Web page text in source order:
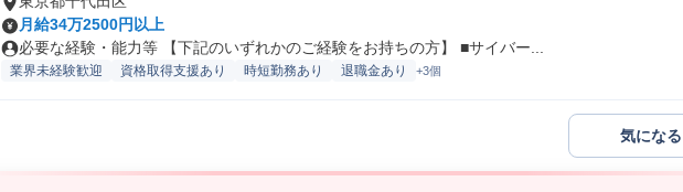
月給34万2500円以上
必要な経験・能力等 【下記のいずれかのご経験をお持ちの方】 ■サイバー...
業界未経験歓迎 資格取得支援あり 時短勤務あり 退職金あり +3個
気になる